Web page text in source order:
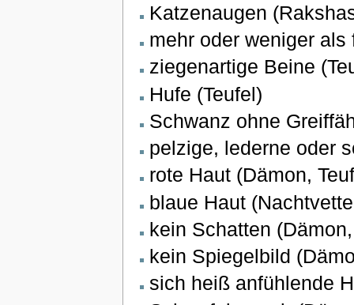
Katzenaugen
mehr oder weniger als
ziegenartige Beine
Hufe (Teufel)
Schwanz ohne
pelzige, lederne oder
rote Haut (Dämon,
blaue Haut
kein Schatten
kein Spiegelbild
sich heiß anfühlende